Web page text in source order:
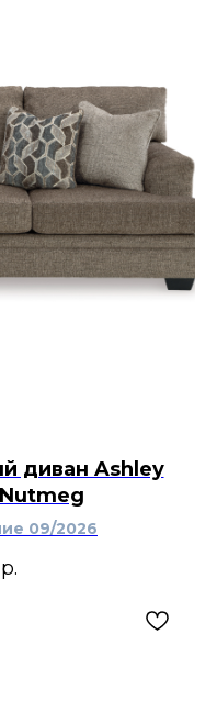
775 × 381 ×
в правом
19 мм каждая.
Bolanburg можно
элемент ТВ-
декоративных
диван Ashley
09/2026
р.